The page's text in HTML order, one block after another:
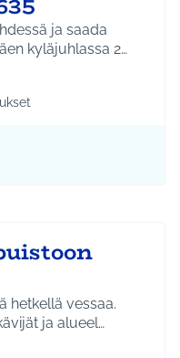
ja saada
kyläjuhlassa 2…
mukaan: Liikunta ja
hetkellä vessaa.
ja alueel…